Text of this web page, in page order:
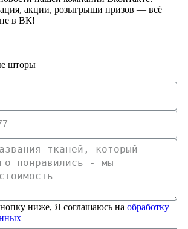
акции, розыгрыши призов — всё
в ВК!
шторы
ниже, Я соглашаюсь на обработку